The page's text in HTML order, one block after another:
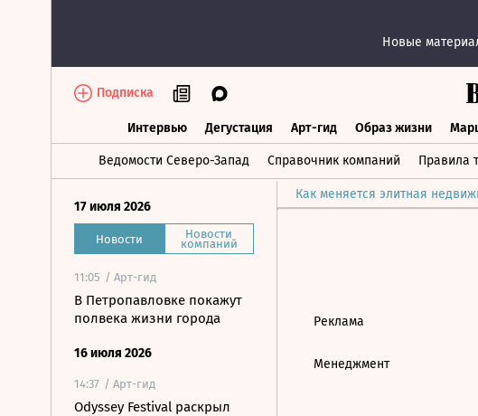
Новые
Подписка
Интервью Дегустация Арт-гид Образ жизни
Ведомости Северо-Запад Справочник компаний Правила
Интервью Дегустация Арт-гид Образ жизни
Как меняется элитная
17 июля 2026
Новости Новости
компаний
11:05 / Арт-гид
В Петропавловке покажут
полвека жизни города
16 июля 2026
14:37 / Арт-гид
Odyssey Festival раскрыл
Реклама
Менеджмент